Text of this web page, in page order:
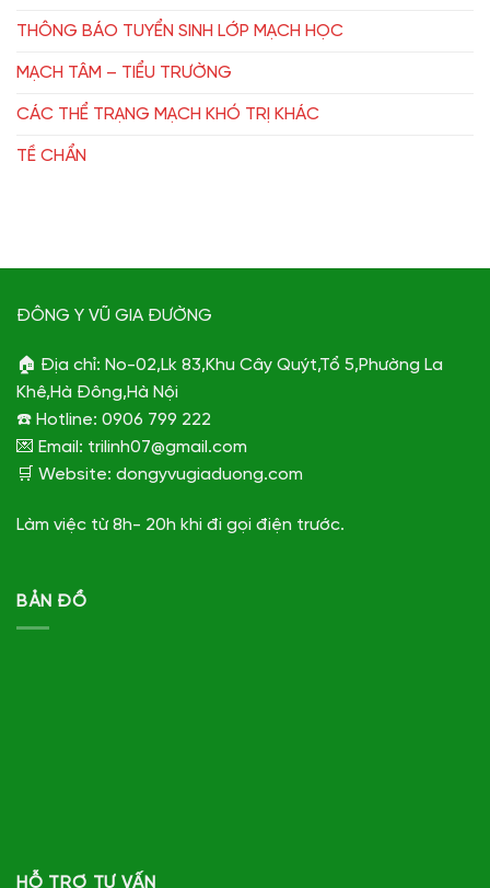
THÔNG BÁO TUYỂN SINH LỚP MẠCH HỌC
MẠCH TÂM – TIỂU TRƯỜNG
CÁC THỂ TRẠNG MẠCH KHÓ TRỊ KHÁC
TỀ CHẨN
ĐÔNG Y VŨ GIA ĐƯỜNG
🏠 Địa chỉ: No-02,Lk 83,Khu Cây Quýt,Tổ 5,Phường La
Khê,Hà Đông,Hà Nội
☎️ Hotline: 0906 799 222
💌 Email: trilinh07@gmail.com
🛒 Website: dongyvugiaduong.com
Làm việc từ 8h- 20h khi đi gọi điện trước.
BẢN ĐỒ
HỖ TRỢ TƯ VẤN